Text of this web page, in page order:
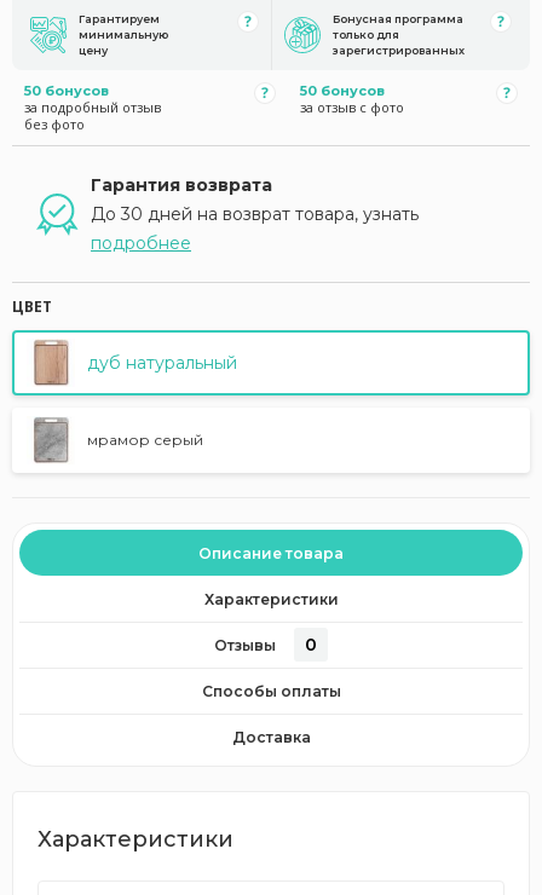
Гарантируем
минимальную
цену
Бонусная программа
только для
зарегистрированных
50 бонусов
за подробный отзыв
без фото
50 бонусов
за отзыв с фото
Гарантия возврата
До 30 дней на возврат товара, узнать
подробнее
ЦВЕТ
дуб натуральный
мрамор серый
Описание товара
Характеристики
Отзывы 0
Способы оплаты
Доставка
Характеристики